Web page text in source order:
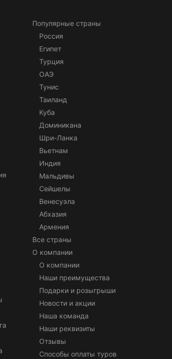
Популярные страны
Россия
Египет
Турция
ОАЭ
Тунис
Таиланд
Куба
Доминикана
Шри-Ланка
Вьетнам
Индия
Мальдивы
Сейшелы
Венесуэла
Абхазия
Армения
Все страны
О компании
О компании
Наши преимущества
Подарки и розыгрыши
Новости и акции
Наша команда
Наши реквизиты
Отзывы
Способы оплаты туров